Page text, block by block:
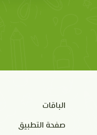
الباقات
صفحة التطبيق